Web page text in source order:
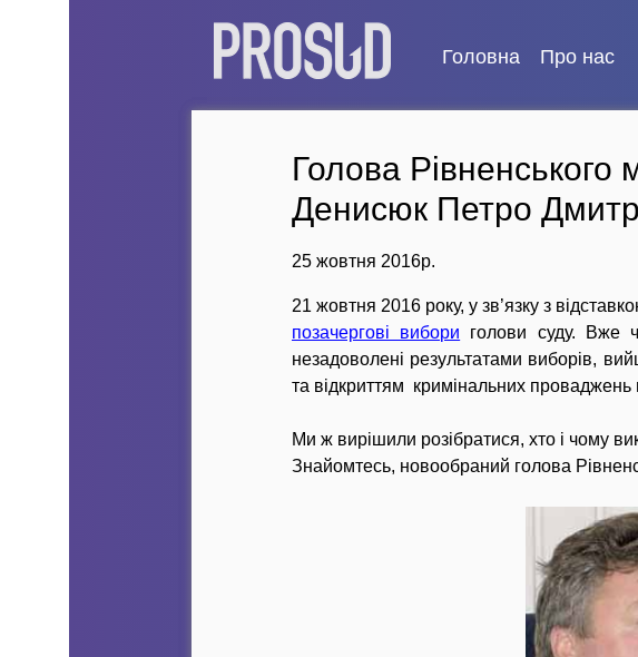
Головна Про нас
Голова Рівненського
Денисюк Петро
21 жовтня 2016 року, у зв’язку з
позачергові вибори голови суду. Вже
незадоволені результатами виборів,
та відкриттям кримінальних проваджень
Ми ж вирішили розібратися, хто і чому
Знайомтесь, новообраний голова
25 жовтня 2016р.